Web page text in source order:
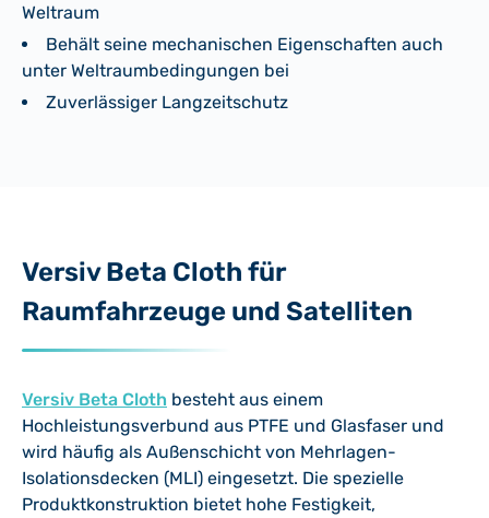
Weltraum
Behält seine mechanischen Eigenschaften auch
unter Weltraumbedingungen bei
Zuverlässiger Langzeitschutz
Versiv Beta Cloth für
Raumfahrzeuge und Satelliten
Versiv Beta Cloth besteht aus einem
Hochleistungsverbund aus PTFE und Glasfaser und
wird häufig als Außenschicht von Mehrlagen-
Isolationsdecken (MLI) eingesetzt. Die spezielle
Produktkonstruktion bietet hohe Festigkeit,